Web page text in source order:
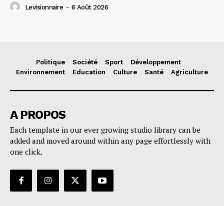
Levisionnaire - 6 Août 2026
Politique Société Sport
Développement
Environnement
Education Culture Santé Agriculture
A PROPOS
Each template in our ever growing studio library can be
added and moved around within any page effortlessly with
one click.